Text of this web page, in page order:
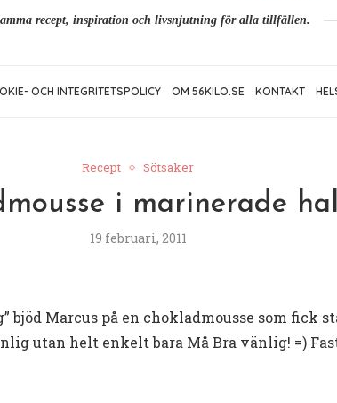
recept, inspiration och livsnjutning för alla tillfällen.
OCH INTEGRITETSPOLICY OM 56KILO.SE KONTAKT
Recept Sötsaker
i marinerade
19 februari, 2011
Marcus på en chokladmousse som fick
utan helt enkelt bara Må Bra vänlig! =)